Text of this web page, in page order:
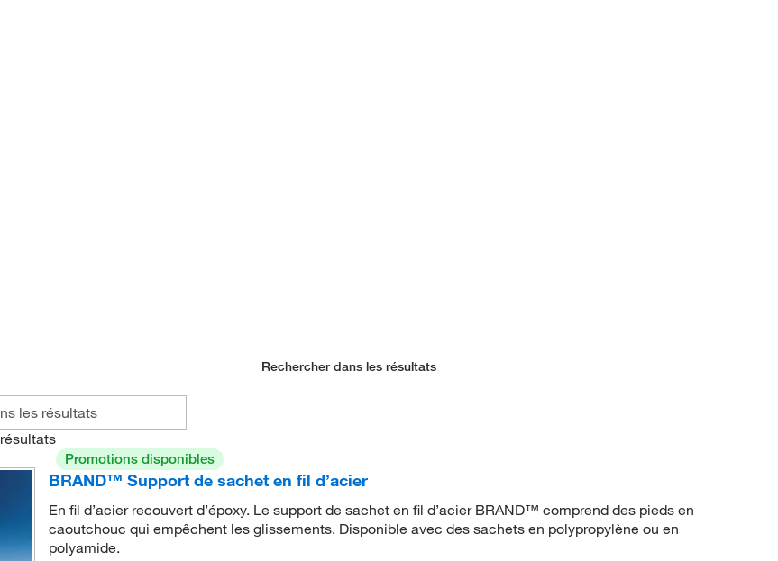
Rechercher dans les résultats
résultats
Promotions disponibles
BRAND™ Support de sachet en fil d’acier
En fil d’acier recouvert d’époxy. Le support de sachet en fil d’acier BRAND™ comprend des pieds en
caoutchouc qui empêchent les glissements. Disponible avec des sachets en polypropylène ou en
polyamide.